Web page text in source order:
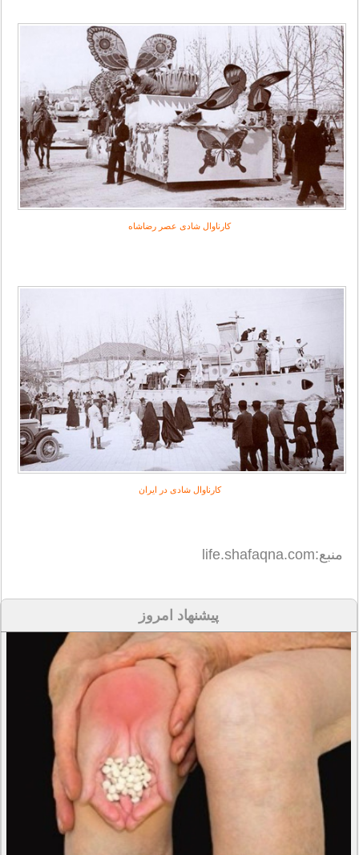
کارناوال‌ شادی عصر رضاشاه
کارناوال‌ شادی در ایران
منبع:life.shafaqna.com
پیشنهاد امروز